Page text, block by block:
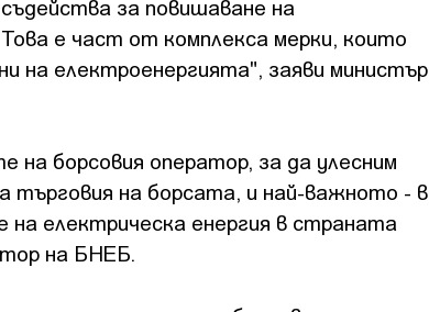
за повишаване на
е част от комплекса мерки, които
на електроенергията", заяви министър
борсовия оператор, за да улесним
търговия на борсата, и най-важното - в
електрическа енергия в страната
на БНЕБ.